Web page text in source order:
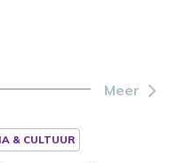
Meer
& CULTUUR